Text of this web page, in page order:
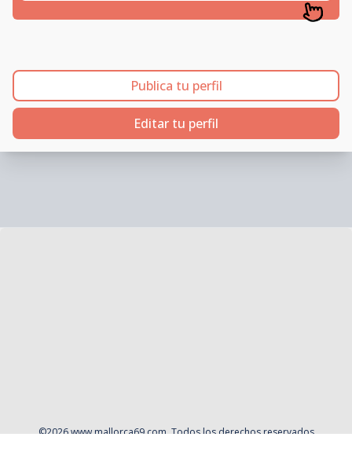
Publica tu perfil
Editar tu perfil
©2026www.mallorca69.com. Todos los derechos reservados